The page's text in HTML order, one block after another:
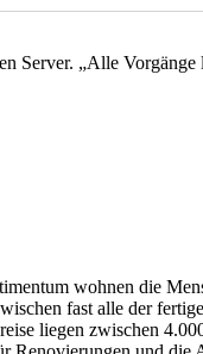
Server. „Alle Vorgänge
wohnen die
fast alle der
liegen zwischen